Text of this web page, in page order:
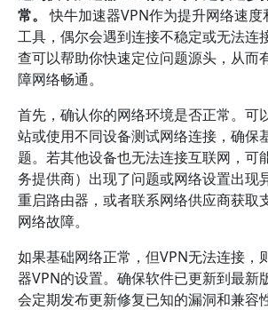
常。 快牛加速器VPN作为提升网络速
工具，偶尔会遇到连接不稳定或无法连
查可以帮助你快速定位问题源头，从而
障网络畅通。
首先，确认你的网络环境是否正常。可
站或使用不同设备测试网络连接，确保
题。若其他设备也无法连接互联网，可
务提供商）出现了问题或网络设置出现
重启路由器，或者联系网络供应商获取
网络故障。
如果基础网络正常，但VPN无法连接，
器VPN的设置。确保软件已更新到最新
会定期发布更新修复已知的漏洞和兼容